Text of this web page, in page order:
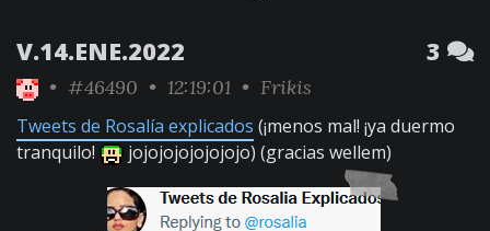
V.14.ENE.2022 3
• #46490 • 12:19:01 • Frikis
Tweets de Rosalía explicados (¡menos mal! ¡ya duermo
tranquilo!
jojojojojojojojo) (gracias wellem)